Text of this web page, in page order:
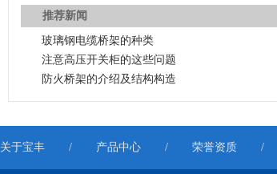
推荐新闻
玻璃钢电缆桥架的种类
注意高压开关柜的这些问题
防火桥架的介绍及结构构造
关于宝丰 / 产品中心 / 荣誉资质 /